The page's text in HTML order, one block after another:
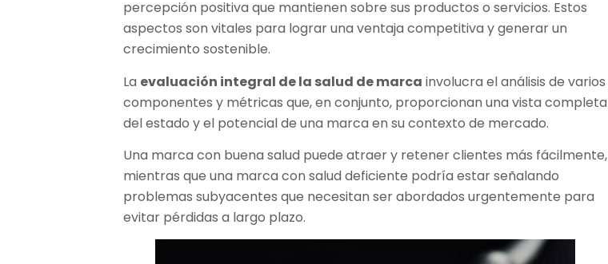
percepción positiva que mantienen sobre sus productos o servicios. Estos
aspectos son vitales para lograr una ventaja competitiva y generar un
crecimiento sostenible.
La evaluación integral de la salud de marca involucra el análisis de varios
componentes y métricas que, en conjunto, proporcionan una vista completa
del estado y el potencial de una marca en su contexto de mercado.
Una marca con buena salud puede atraer y retener clientes más fácilmente,
mientras que una marca con salud deficiente podría estar señalando
problemas subyacentes que necesitan ser abordados urgentemente para
evitar pérdidas a largo plazo.